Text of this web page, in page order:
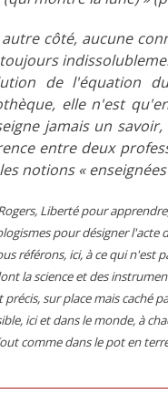
côté, aucune
de l'équation
elle n'est
jamais un
entre deux
notions «
Liberté pour
pour désigner l'acte
référons, ici, à ce qui n'est
la science et des
précis, sur place mais caché
ici et dans le monde, à
comme dans le pot en